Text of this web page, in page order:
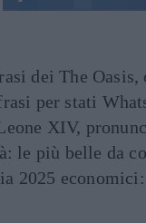
dei The
per stati
XIV,
le più belle da
2025